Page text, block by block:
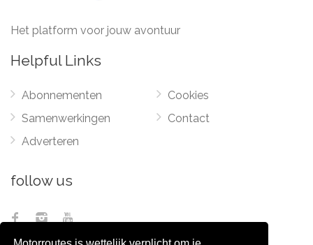
Het platform voor jouw avontuur
Helpful Links
Abonnementen
Samenwerkingen
Adverteren
Cookies
Contact
follow us